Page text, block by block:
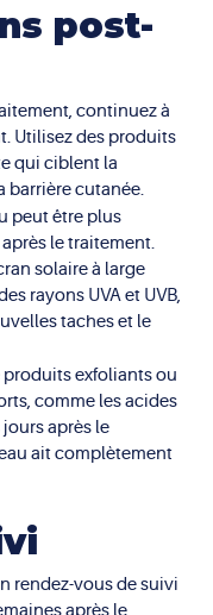
post-
continuez à
Utilisez des produits
qui ciblent la
barrière cutanée.
peut être plus
le traitement.
solaire à large
rayons UVA et UVB,
taches et le
exfoliants ou
comme les acides
après le
ait complètement
rendez-vous de suivi
après le